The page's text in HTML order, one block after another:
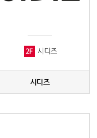
2F 시디즈
시디즈